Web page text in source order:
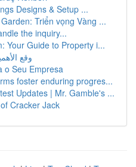
Designs & Setup ...
Triển vọng Vàng ...
the inquiry...
Your Guide to Property i...
وقع
o Seu Empresa
foster enduring progres...
Updates | Mr. Gamble's ...
Cracker Jack